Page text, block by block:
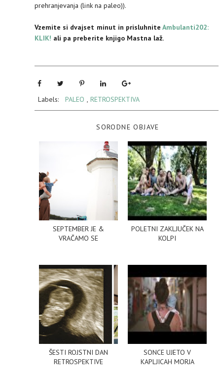
prehranjevanja (link na paleo)).
Vzemite si dvajset minut in prisluhniteAmbulanti202:
KLIK! ali pa preberite knjigo Mastna laž.
Labels: PALEO RETROSPEKTIVA
SORODNE OBJAVE
SEPTEMBER JE &
VRAČAMO SE
POLETNI ZAKLJUČEK NA
KOLPI
ŠESTI ROJSTNI DAN
RETROSPEKTIVE
SONCE UJETO V
KAPLJICAH MORJA